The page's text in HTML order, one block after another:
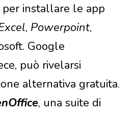
per installare le app
, Powerpoint,
Google
può rivelarsi
alternativa gratuita.
, una suite di